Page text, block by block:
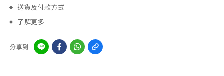
送貨及付款方式
了解更多
分享到